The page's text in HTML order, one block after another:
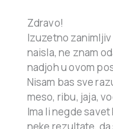
Zdravo!
Izuzetno
naisla, ne znam
nadjoh u ovom
Nisam bas sve
meso, ribu, jaja,
Ima li negde